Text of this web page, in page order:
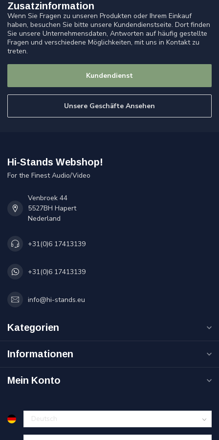
Zusatzinformation
Wenn Sie Fragen zu unseren Produkten oder Ihrem Einkauf
haben, besuchen Sie bitte unsere Kundendienstseite. Dort finden
Sie unsere Unternehmensdaten, Antworten auf häufig gestellte
Fragen und verschiedene Möglichkeiten, mit uns in Kontakt zu
treten.
Kundendienst
Unsere Geschäfte Ansehen
Hi-Stands Webshop!
For the Finest Audio/Video
Venbroek 44
5527BH Hapert
Nederland
+31(0)6 17413139
+31(0)6 17413139
info@hi-stands.eu
Kategorien
Informationen
Mein Konto